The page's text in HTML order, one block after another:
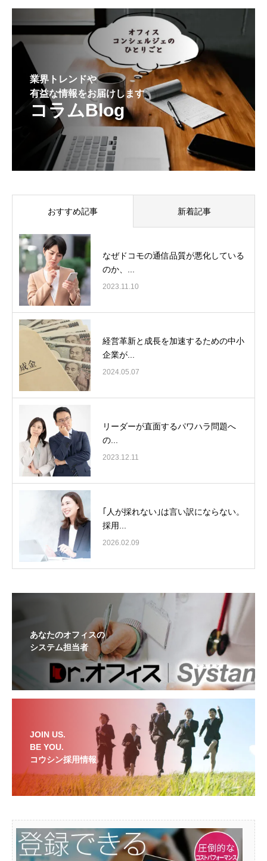
業界トレンドや
有益な情報をお届けします
コラムBlog
おすすめ記事 新着記事
なぜドコモの通信品質が悪化している
のか、...
2023.11.10
経営革新と成長を加速するための中小
企業が...
2024.05.07
リーダーが直面するパワハラ問題へ
の...
2023.12.11
｢人が採れない｣は言い訳にならない。
採用...
2026.02.09
あなたのオフィスの
システム担当者
JOIN US.
BE YOU.
コウシン採用情報